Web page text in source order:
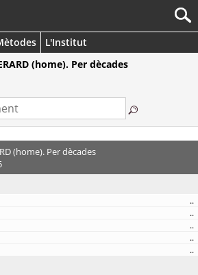
L'Institut
(home). Per dècades
(home). Per dècades
..
..
..
..
..